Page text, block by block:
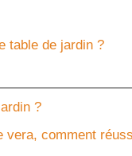
table de jardin ?
?
vera, comment